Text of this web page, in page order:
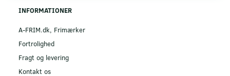
INFORMATIONER
A-FRIM.dk, Frimærker
Fortrolighed
Fragt og levering
Kontakt os